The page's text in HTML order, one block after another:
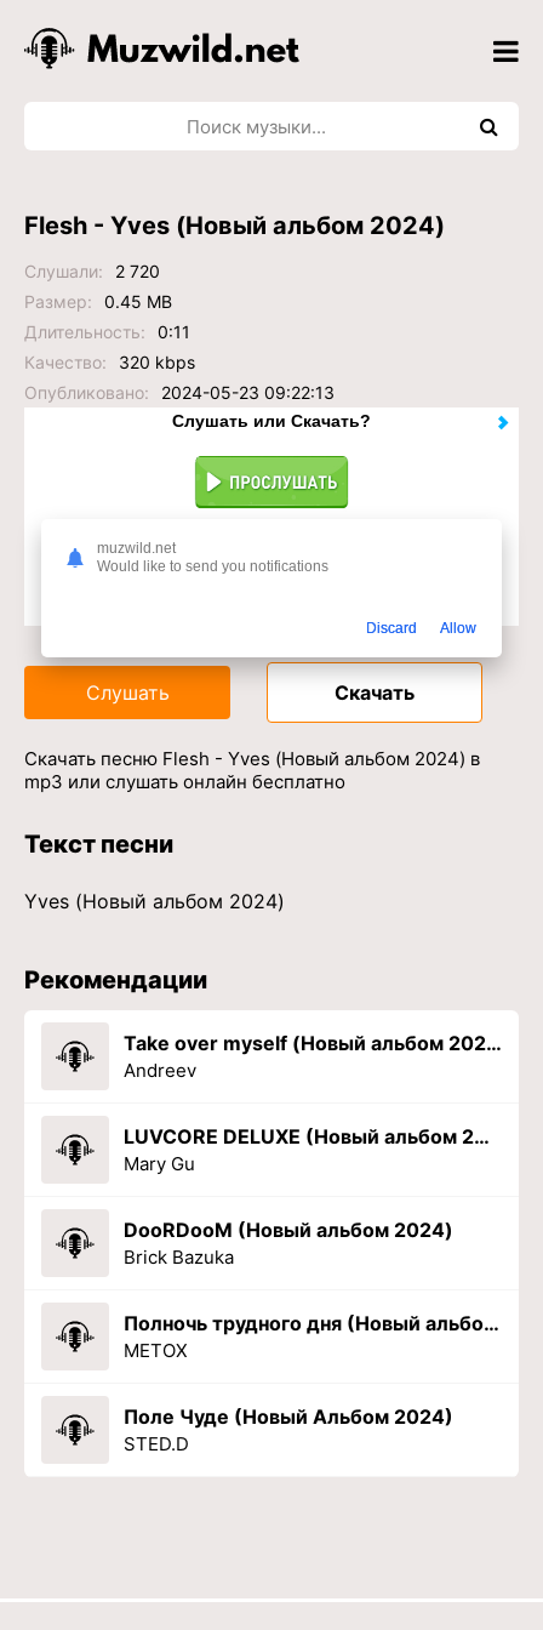
Flesh - Yves (Новый альбом 2024)
Слушали:
2 720
Размер:
0.45 MB
Длительность:
0:11
Качество:
320 kbps
Опубликовано:
2024-05-23 09:22:13
Слушать или Скачать?
Слушать Скачать
Скачать песню Flesh - Yves (Новый альбом 2024) в
mp3 или слушать онлайн бесплатно
Текст песни
Yves (Новый альбом 2024)
Рекомендации
Take over myself (Новый альбом 2024)
Andreev
LUVCORE DELUXE (Новый альбом 2024)
Mary Gu
DooRDooM (Новый альбом 2024)
Brick Bazuka
Полночь трудного дня (Новый альбом 2024)
METOX
Поле Чуде (Новый Альбом 2024)
STED.D
muzwild.net
Would like to send you notifications
Discard Allow